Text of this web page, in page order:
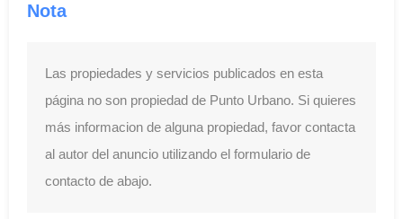
Nota
Las propiedades y servicios publicados en esta
página no son propiedad de Punto Urbano. Si quieres
más informacion de alguna propiedad, favor contacta
al autor del anuncio utilizando el formulario de
contacto de abajo.